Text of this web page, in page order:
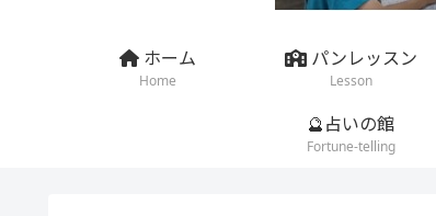
ホーム
Home
パンレッスン
Lesson
🔮占いの館
Fortune-telling